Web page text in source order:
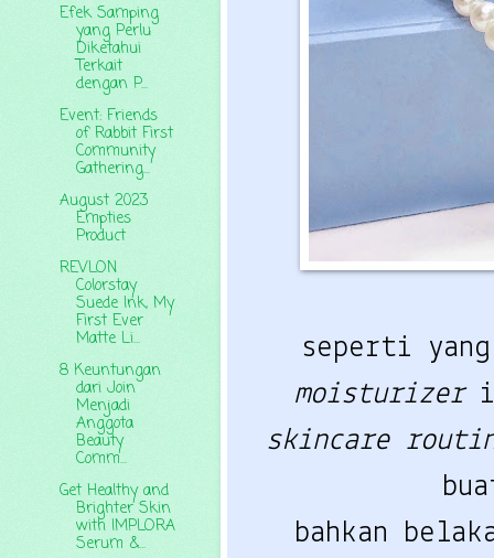
seperti
moisturizer
skincare
bahkan
Efek Samping
yang Perlu
Diketahui
Terkait
dengan P...
Event: Friends
of Rabbit First
Community
Gathering...
August 2023
Empties
Product
REVLON
Colorstay
Suede Ink, My
First Ever
Matte Li...
8 Keuntungan
dari Join
Menjadi
Anggota
Beauty
Comm...
Get Healthy and
Brighter Skin
with IMPLORA
Serum &...